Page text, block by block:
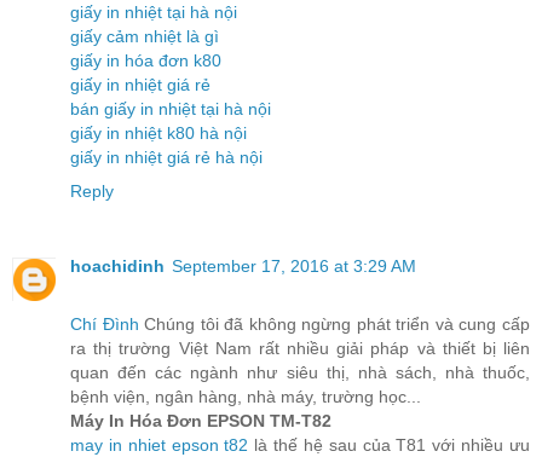
giấy in nhiệt tại hà nội
giấy cảm nhiệt là gì
giấy in hóa đơn k80
giấy in nhiệt giá rẻ
bán giấy in nhiệt tại hà nội
giấy in nhiệt k80 hà nội
giấy in nhiệt giá rẻ hà nội
Reply
hoachidinh September 17, 2016 at 3:29 AM
Chí ĐìnhChúng tôi đã không ngừng phát triển và cung cấp
ra thị trường Việt Nam rất nhiều giải pháp và thiết bị liên
quan đến các ngành như siêu thị, nhà sách, nhà thuốc,
bệnh viện, ngân hàng, nhà máy, trường học...
Máy In Hóa Đơn EPSON TM-T82
may in nhiet epson t82 là thế hệ sau của T81 với nhiều ưu